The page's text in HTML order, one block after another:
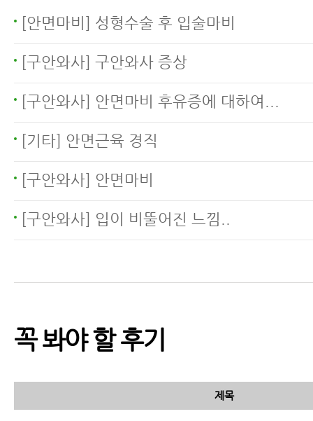
종류
[안면마비] 성형수술 후 입술마비
[구안와사] 구안와사 증상
[구안와사] 안면마비 후유증에 대하여...
[기타] 안면근육 경직
[구안와사] 안면마비
[구안와사] 입이 비뚤어진 느낌..
꼭 봐야 할 후기
제목